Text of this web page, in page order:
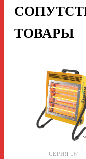
ТОВАРЫ
СЕРИЯ LM